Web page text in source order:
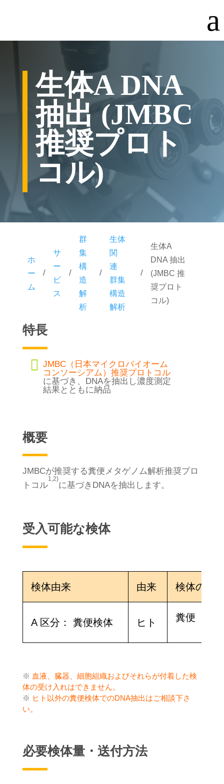
a
生体A DNA
抽出 (JMBC
推奨プロト
コル)
ホ
ー
ム
/
サ
ー
ビ
ス
/
群
集
構
造
解
析
/
生体
関
連
群集
構造
解析
/
生体A
DNA 抽出
(JMBC 推
奨プロト
コル)
特長
 JMBC（日本マイクロバイオーム
コンソーシアム）推奨プロトコル
に基づき、DNAを抽出し濃度測定
結果とともに納品
概要
JMBCが推奨する糞便メタゲノム解析推奨プロ
トコル
1,2)
に基づきDNAを抽出します。
受入可能な検体
検体由来 由来 検体の種
A 区分： 糞便検体 ヒト 糞便
※ 血液、臓器、細胞組織およびそれらが付着した検
体の受け入れはできません。
※ ヒト以外の糞便検体でのDNA抽出はご相談下さ
い。
必要検体量・送付方法